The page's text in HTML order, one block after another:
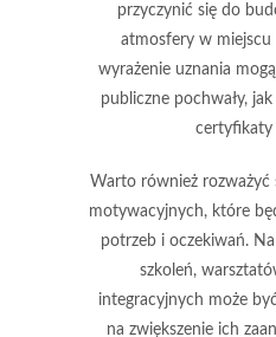
przyczynić się do
atmosfery w miejscu
wyrażenie uznania
publiczne pochwały,
certyfikaty
Warto również
motywacyjnych, które
potrzeb i oczekiwań.
szkoleń,
integracyjnych może
na zwiększenie ich